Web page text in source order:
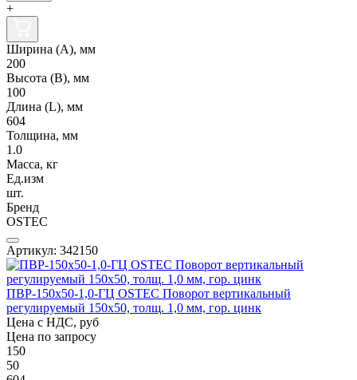
+
Ширина (А), мм
200
Высота (В), мм
100
Длина (L), мм
604
Толщина, мм
1.0
Масса, кг
Ед.изм
шт.
Бренд
OSTEC
Артикул: 342150
ПВР-150х50-1,0-ГЦ OSTEC Поворот вертикальный
регулируемый 150х50, толщ. 1,0 мм, гор. цинк
Цена с НДС, руб
Цена по запросу
150
50